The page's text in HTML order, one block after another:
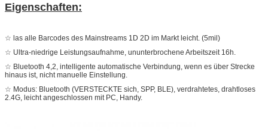
Eigenschaften:
☆ las alle Barcodes des Mainstreams 1D 2D im Markt leicht. (5mil)
☆ Ultra-niedrige Leistungsaufnahme, ununterbrochene Arbeitszeit 16h.
☆ Bluetooth 4,2, intelligente automatische Verbindung, wenn es über Strecke
hinaus ist, nicht manuelle Einstellung.
☆ Modus: Bluetooth (VERSTECKTE sich, SPP, BLE), verdrahtetes, drahtloses
2.4G, leicht angeschlossen mit PC, Handy.